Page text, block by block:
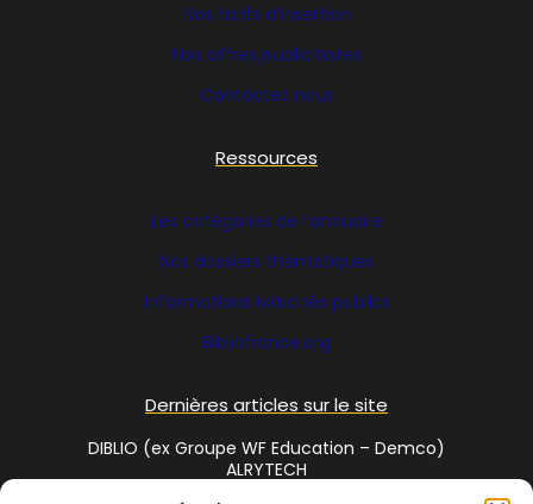
Nos tarifs d’insertion
Nos offres publicitaires
Contactez nous
Ressources
Les catégories de l’annuaire
Nos dossiers thématiques
Informations Marchés publics
Bibliofrance.org
Dernières articles sur le site
DIBLIO (ex Groupe WF Education – Demco)
ALRYTECH